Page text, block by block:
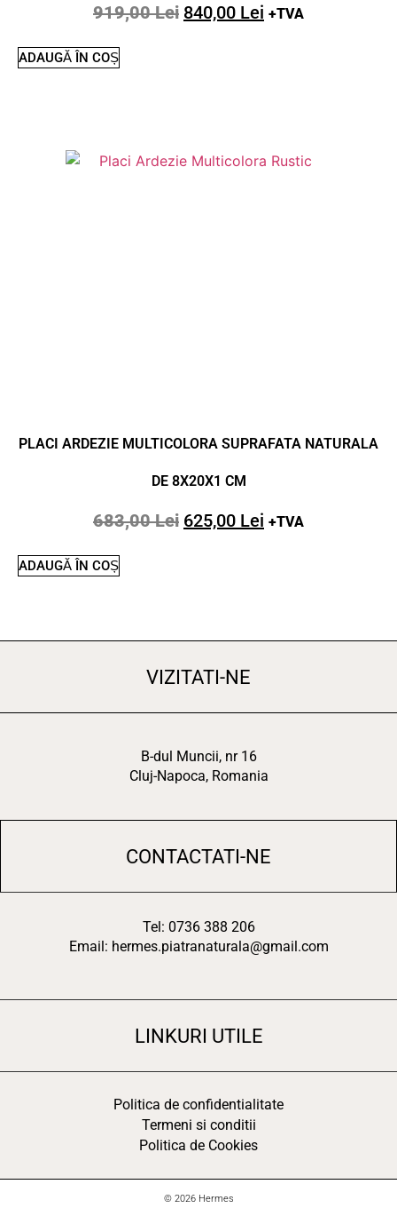
919,00Lei 840,00 Lei +TVA
ADAUGĂ ÎN COȘ
PLACI ARDEZIE MULTICOLORA SUPRAFATA NATURALA
DE 8X20X1 CM
683,00Lei 625,00 Lei +TVA
ADAUGĂ ÎN COȘ
VIZITATI-NE
B-dul Muncii, nr 16
Cluj-Napoca, Romania
CONTACTATI-NE
Tel: 0736 388 206
Email: hermes.piatranaturala@gmail.com
LINKURI UTILE
Politica de confidentialitate
Termeni si conditii
Politica de Cookies
© 2026 Hermes